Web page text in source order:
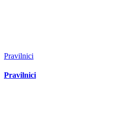
Pravilnici
Pravilnici